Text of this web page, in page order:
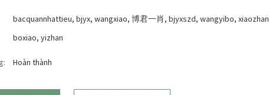
bacquannhattieu, bjyx, wangxiao, 博君一肖, bjyxszd, wangyibo, xiaozhan
boxiao, yizhan
Hoàn thành